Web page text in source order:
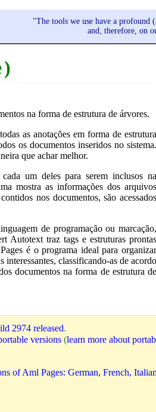
"The tools we use have a
and, therefore, on
na forma de estrutura de árvores.
as anotações em forma de estrutura
os documentos inseridos no sistema.
que achar melhor.
um deles para serem inclusos na
mostra as informações dos arquivos
nos documentos, são acessados
de programação ou marcação,
traz tags e estruturas prontas
é o programa ideal para organizar
interessantes, classificando-as de acordo
documentos na forma de estrutura de
2974 released.
versions (learn more about
of Aml Pages: German, French,